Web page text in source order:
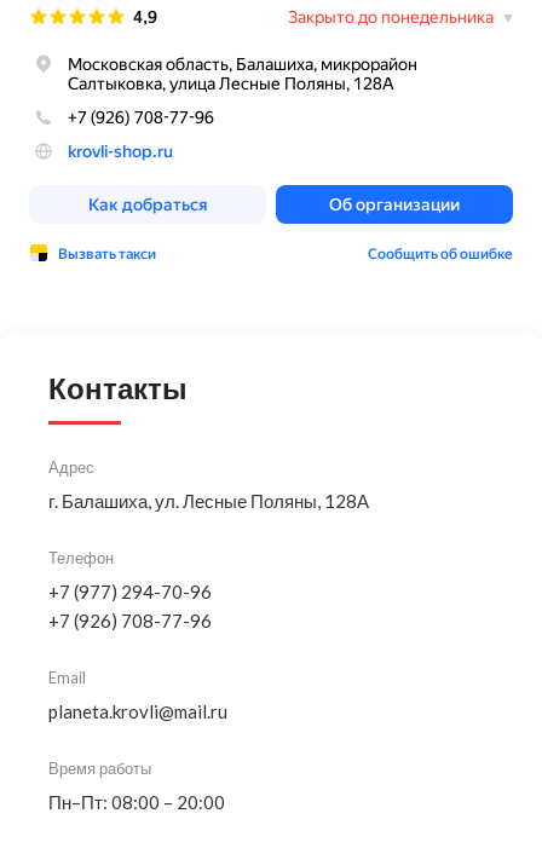
Контакты
Адрес
г. Балашиха, ул. Лесные Поляны, 128А
Телефон
+7 (977) 294-70-96
+7 (926) 708-77-96
Email
planeta.krovli@mail.ru
Время работы
Пн–Пт: 08:00 – 20:00